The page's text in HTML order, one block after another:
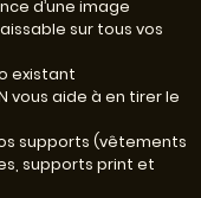
d’une image
sur tous vos
existant
vous aide à en tirer le
supports (vêtements
supports print et